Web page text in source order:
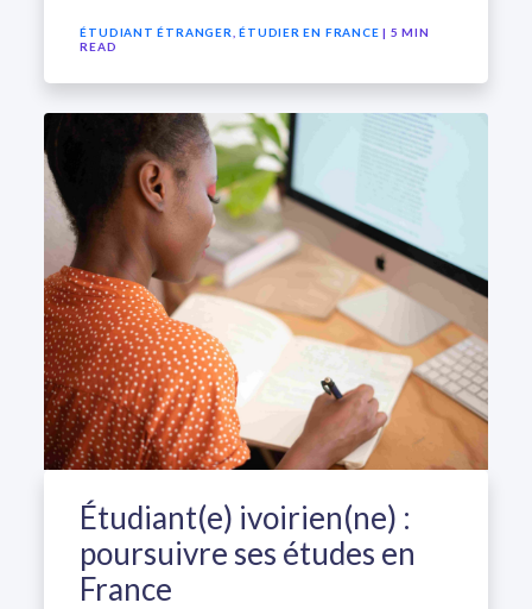
ÉTUDIANT ÉTRANGER ,ÉTUDIER EN FRANCE | 5 MIN
READ
Étudiant(e) ivoirien(ne) :
poursuivre ses études en
France